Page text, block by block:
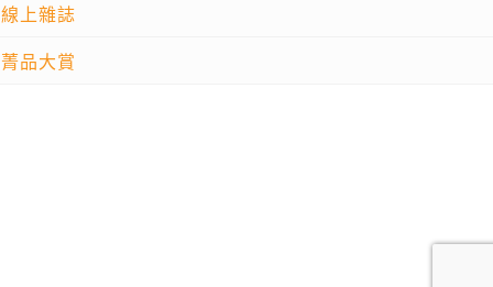
線上雜誌
菁品大賞